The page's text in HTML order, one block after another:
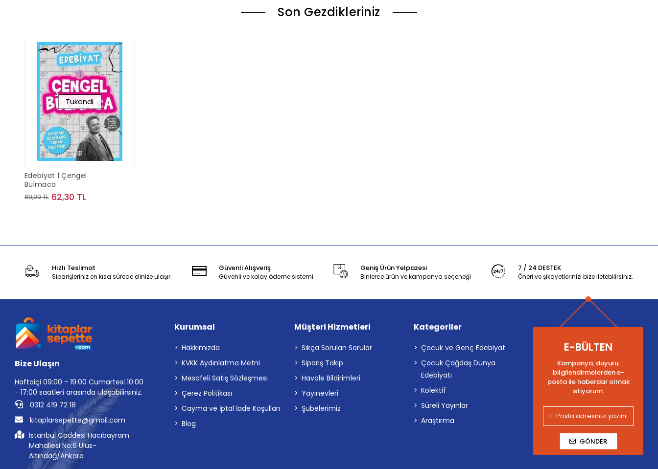
Son Gezdikleriniz
Tükendi
Edebiyat 1 Çengel
Bulmaca
89,00 TL 62,30 TL
Hızlı Teslimat
Siparişleriniz en kısa sürede elinize ulaşır.
Güvenli Alışveriş
Güvenli ve kolay ödeme sistemi
Geniş Ürün Yelpazesi
Binlerce ürün ve kampanya seçeneği
7 / 24 DESTEK
Öneri ve şikayetlerinizi bize iletebilirsiniz.
Bize Ulaşın
Haftaiçi 09:00 - 19:00 Cumartesi 10:00
- 17:00 saatleri arasında ulaşabilirsiniz.
0312 419 72 18
kitaplarsepette@gmail.com
İstanbul Caddesi Hacıbayram
Mahallesi No:6 Ulus-
Altındağ/Ankara
Kurumsal
Hakkımızda
KVKK Aydınlatma Metni
Mesafeli Satış Sözleşmesi
Çerez Politikası
Cayma ve İptal İade Koşulları
Blog
Müşteri Hizmetleri
Sıkça Sorulan Sorular
Sipariş Takip
Havale Bildirimleri
Yayınevleri
Şubelerimiz
Kategoriler
Çocuk ve Genç Edebiyat
Çocuk Çağdaş Dünya
Edebiyatı
Kolektif
Süreli Yayınlar
Araştırma
E-BÜLTEN
Kampanya, duyuru,
bilgilendirmelerden e-
posta ile haberdar olmak
istiyorum.
GÖNDER